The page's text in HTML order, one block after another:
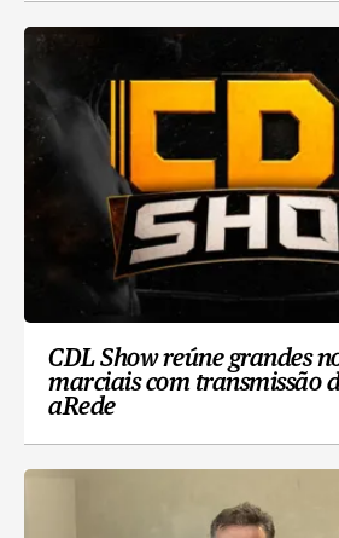
CDL Show reúne grandes
marciais com transmissão
aRede